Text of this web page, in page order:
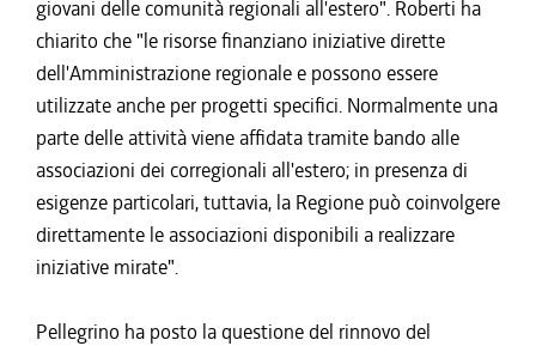
giovani delle comunità regionali all'estero". Roberti ha
chiarito che "le risorse finanziano iniziative dirette
dell'Amministrazione regionale e possono essere
utilizzate anche per progetti specifici. Normalmente una
parte delle attività viene affidata tramite bando alle
associazioni dei corregionali all'estero; in presenza di
esigenze particolari, tuttavia, la Regione può coinvolgere
direttamente le associazioni disponibili a realizzare
iniziative mirate".
Pellegrino ha posto la questione del rinnovo del